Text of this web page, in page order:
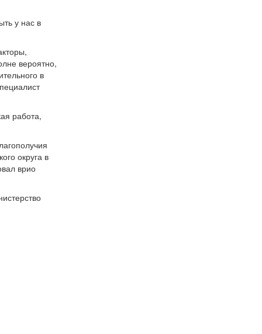
у нас в
вероятно,
в
работа,
округа в
врио